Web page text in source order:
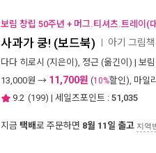
보림 창립 50주년 + 머그.티셔츠.트레이(
사과가 쿵! (보드북) 아기 그림
다다 히로시 (지은이), 정근 (옮긴이) | 보림
13,000원 → 11,700원 (10%할인), 마일
9.2 (199) | 세일즈포인트 : 51,035
지금 택배로 주문하면 8월 11일 출고 지역